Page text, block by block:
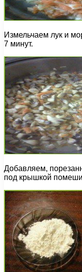
Измельчаем лук и
7 минут.
Добавляем,
под крышкой